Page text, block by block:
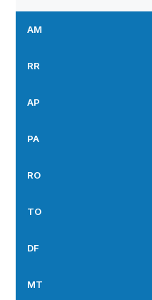
AM
RR
AP
PA
RO
TO
DF
MT